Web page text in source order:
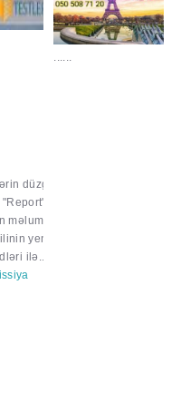
düzgün
məlumat
yeni
ilə...
......